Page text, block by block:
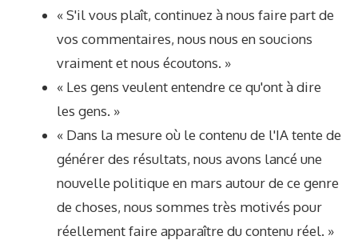
« S'il vous plaît, continuez à nous faire part de
vos commentaires, nous nous en soucions
vraiment et nous écoutons. »
« Les gens veulent entendre ce qu'ont à dire
les gens. »
« Dans la mesure où le contenu de l'IA tente de
générer des résultats, nous avons lancé une
nouvelle politique en mars autour de ce genre
de choses, nous sommes très motivés pour
réellement faire apparaître du contenu réel. »